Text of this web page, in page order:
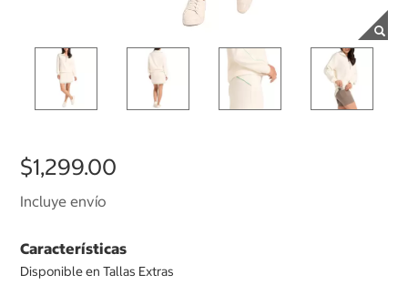
$1,299.00
Incluye envío
Características
Disponible en Tallas Extras